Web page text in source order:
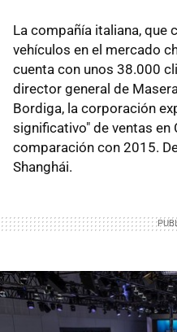
La compañía italiana, que
vehículos en el mercado
cuenta con unos 38.000
director general de
Bordiga, la corporación
significativo" de ventas en
comparación con 2015.
Shanghái.